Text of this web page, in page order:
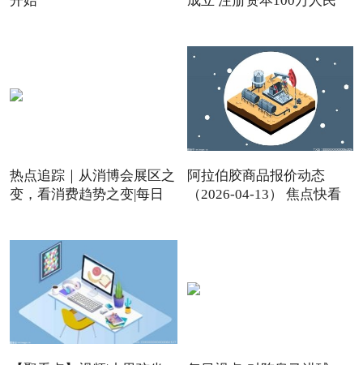
热点追踪｜从消博会展区之
变，看消费趋势之变|每日
阿拉伯胶商品报价动态
（2026-04-13） 焦点快看